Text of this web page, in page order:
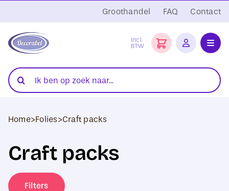
naar
inhoud
Groothandel FAQ Contact
Incl.
BTW
Folies
Transferpersen
Sublimatie
Blanco Textiel
Zoeken
naar:
Home>Folies>Craft packs
Craft packs
Filters